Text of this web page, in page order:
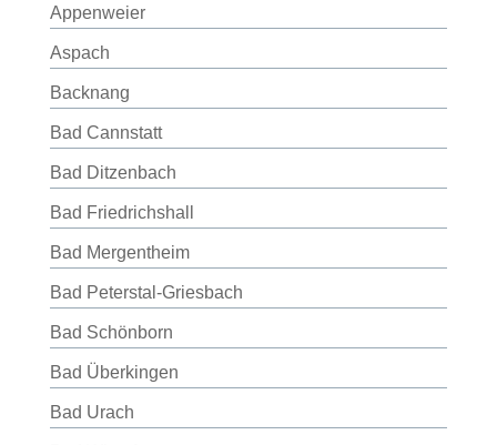
Appenweier
Aspach
Backnang
Bad Cannstatt
Bad Ditzenbach
Bad Friedrichshall
Bad Mergentheim
Bad Peterstal-Griesbach
Bad Schönborn
Bad Überkingen
Bad Urach